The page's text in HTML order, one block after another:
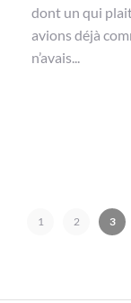
dont un qui
avions déjà
n’avais...
1 2 3